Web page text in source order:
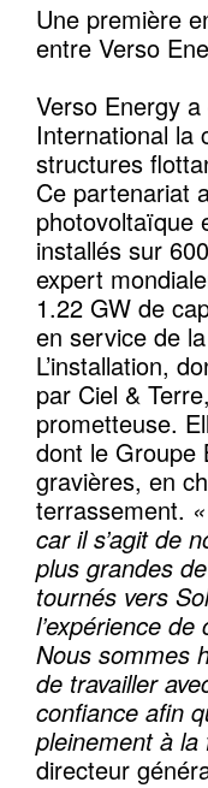
Une première
entre Verso
Verso Energy
International la
structures
Ce partenariat
photovoltaïque
installés sur
expert
1.22 GW de
en service de
L’installation,
par Ciel &
prometteuse.
dont le Groupe
gravières, en
terrassement.
car il s’agit de
plus grandes
tournés vers
l’expérience
Nous sommes
de travailler
confiance afin
pleinement à
directeur